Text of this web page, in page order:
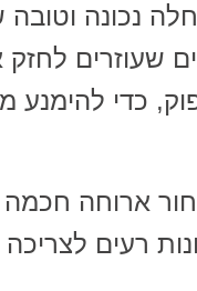
נכונה וטובה
שעוזרים
כדי
ארוחה
רעים